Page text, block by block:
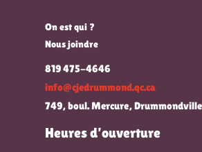
On est qui ?
Nous joindre
819 475-4646
info@cjedrummond.qc.ca
749, boul. Mercure, Drummondville
Heures d’ouverture